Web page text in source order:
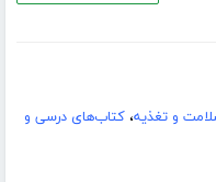
و تغذیه،کتاب‌های درسی و